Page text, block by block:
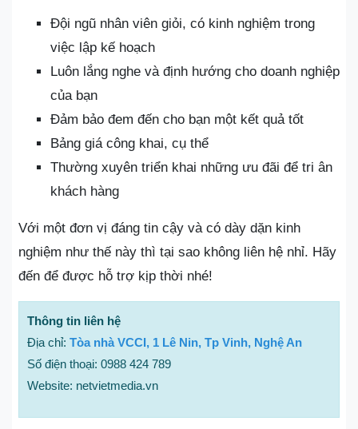
Đội ngũ nhân viên giỏi, có kinh nghiệm trong
việc lập kế hoạch
Luôn lắng nghe và định hướng cho doanh nghiệp
của bạn
Đảm bảo đem đến cho bạn một kết quả tốt
Bảng giá công khai, cụ thể
Thường xuyên triển khai những ưu đãi để tri ân
khách hàng
Với một đơn vị đáng tin cậy và có dày dặn kinh
nghiệm như thế này thì tại sao không liên hệ nhỉ. Hãy
đến để được hỗ trợ kịp thời nhé!
Thông tin liên hệ
Địa chỉ: Tòa nhà VCCI, 1 Lê Nin, Tp Vinh, Nghệ An
Số điện thoại: 0988 424 789
Website: netvietmedia.vn